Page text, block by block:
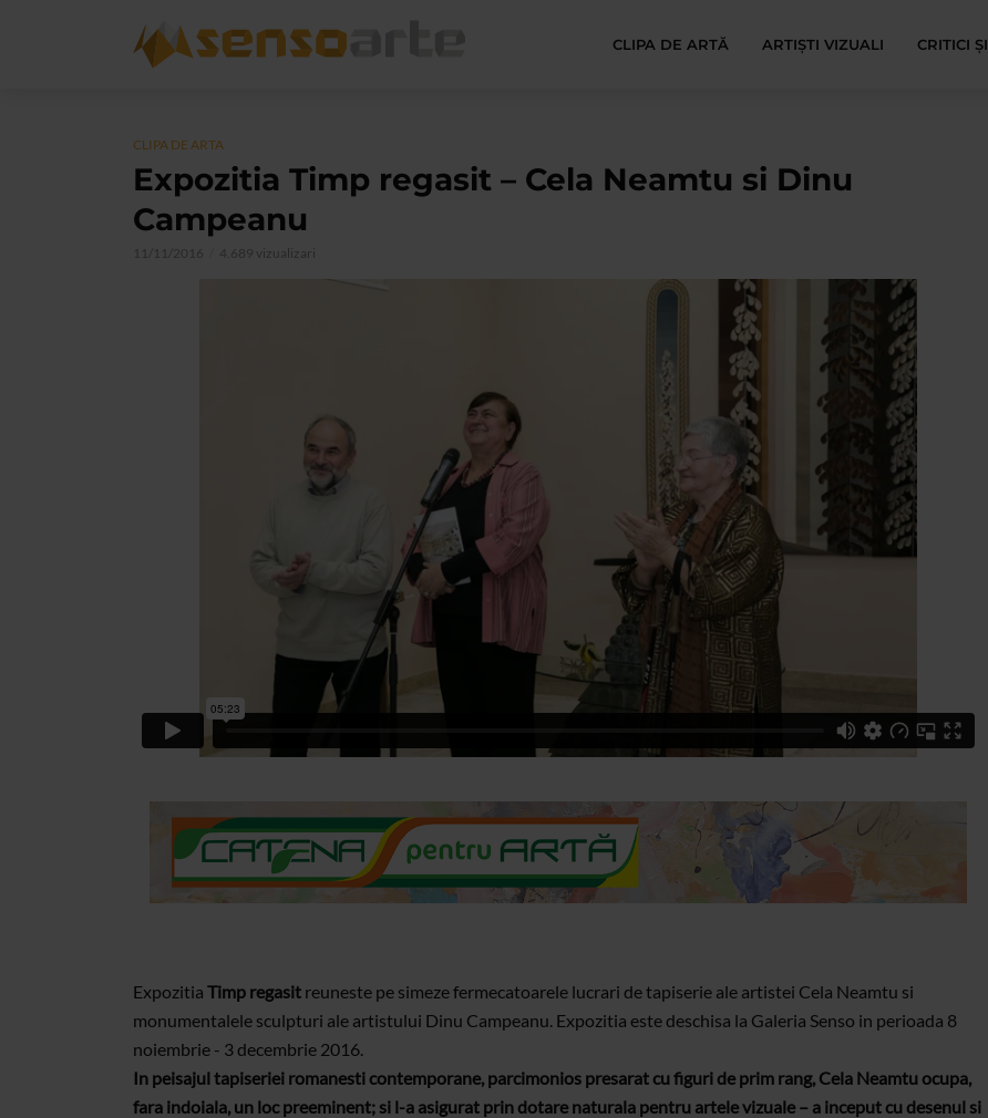
CLIPA DE ARTĂ ARTIȘTI VIZUALI CRITICI
CLIPA DE ARTA
Expozitia Timp regasit – Cela Neamtu si Dinu
Campeanu
11/11/2016 4.689 vizualizari
Expozitia Timp regasit reuneste pe simeze fermecatoarele lucrari de tapiserie ale artistei Cela Neamtu si
monumentalele sculpturi ale artistului Dinu Campeanu. Expozitia este deschisa la Galeria Senso in perioada 8
noiembrie - 3 decembrie 2016.
In peisajul tapiseriei romanesti contemporane, parcimonios presarat cu figuri de prim rang, Cela Neamtu ocupa,
fara indoiala, un loc preeminent; si l-a asigurat prin dotare naturala pentru artele vizuale – a inceput cu desenul si